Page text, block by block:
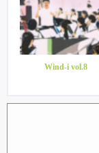
Wind-i vol.8